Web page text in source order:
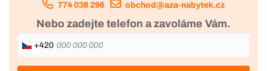
774 038 296 obchod@aza-nabytek.cz
Nebo zadejte telefon a zavoláme Vám.
+420